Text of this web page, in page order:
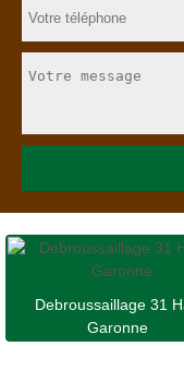
Debroussaillage 31
Garonne